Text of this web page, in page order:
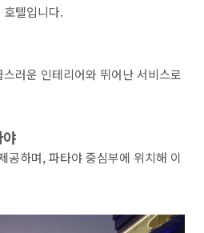
텔입니다.
러운 인테리어와 뛰어난 서비스로
공하며, 파타야 중심부에 위치해 이